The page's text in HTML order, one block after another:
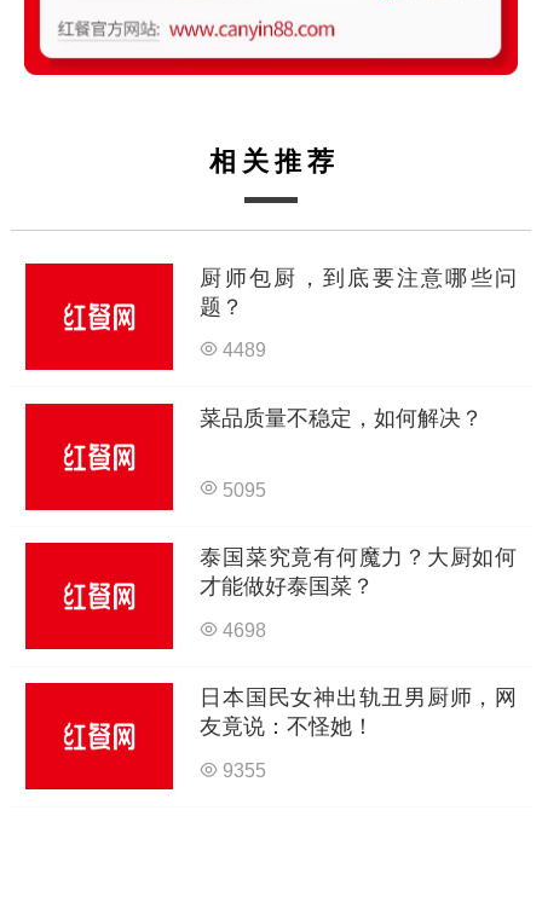
相关推荐
厨师包厨，到底要注意哪些问
题？
4489
菜品质量不稳定，如何解决？
5095
泰国菜究竟有何魔力？大厨如何
才能做好泰国菜？
4698
日本国民女神出轨丑男厨师，网
友竟说：不怪她！
9355